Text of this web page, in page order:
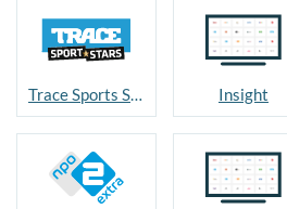
Trace Sports Stars Insight